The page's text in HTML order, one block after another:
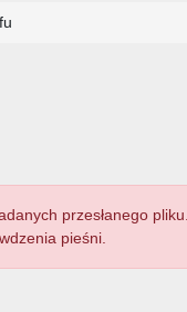
przesłanego
pieśni.